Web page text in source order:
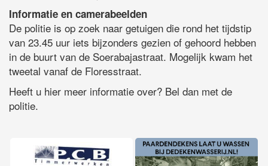
Informatie en camerabeelden
De politie is op zoek naar getuigen die rond het tijdstip
van 23.45 uur iets bijzonders gezien of gehoord hebben
in de buurt van de Soerabajastraat. Mogelijk kwam het
tweetal vanaf de Floresstraat.
Heeft u hier meer informatie over? Bel dan met de
politie.